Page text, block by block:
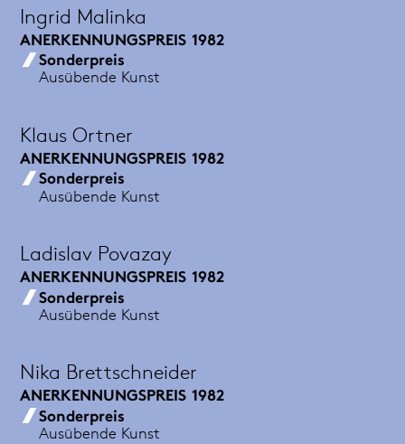
Ingrid Malinka
ANERKENNUNGSPREIS 1982
Sonderpreis
Ausübende Kunst
Klaus Ortner
ANERKENNUNGSPREIS 1982
Sonderpreis
Ausübende Kunst
Ladislav Povazay
ANERKENNUNGSPREIS 1982
Sonderpreis
Ausübende Kunst
Nika Brettschneider
ANERKENNUNGSPREIS 1982
Sonderpreis
Ausübende Kunst